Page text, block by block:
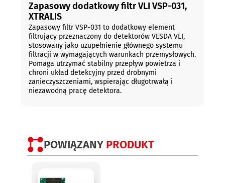
Zapasowy dodatkowy filtr VLI VSP-031,
XTRALIS
Zapasowy filtr VSP-031 to dodatkowy element
filtrujący przeznaczony do detektorów VESDA VLI,
stosowany jako uzupełnienie głównego systemu
filtracji w wymagających warunkach przemysłowych.
Pomaga utrzymać stabilny przepływ powietrza i
chroni układ detekcyjny przed drobnymi
zanieczyszczeniami, wspierając długotrwałą i
niezawodną pracę detektora.
POWIĄZANY PRODUKT